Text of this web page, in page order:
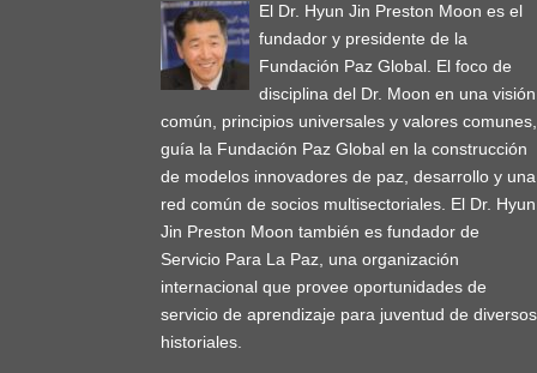
El Dr. Hyun Jin Preston Moon es el
fundador y presidente de la
Fundación Paz Global. El foco de
disciplina del Dr. Moon en una visión
común, principios universales y valores comunes,
guía la Fundación Paz Global en la construcción
de modelos innovadores de paz, desarrollo y una
red común de socios multisectoriales. El Dr. Hyun
Jin Preston Moon también es fundador de
Servicio Para La Paz, una organización
internacional que provee oportunidades de
servicio de aprendizaje para juventud de diversos
historiales.